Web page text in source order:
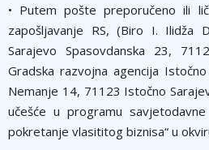
• Putem pošte preporučeno ili
zapošljavanje RS, (Biro I. Ilidža
Sarajevo Spasovdanska 23,
Gradska razvojna agencija
Nemanje 14, 71123 Istočno
učešće u programu
pokretanje vlasititog biznisa“ u